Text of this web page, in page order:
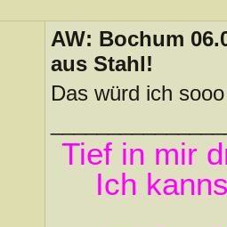
AW: Bochum
aus Stahl!
Das würd ich
Tief in mir
Ich